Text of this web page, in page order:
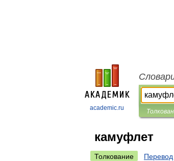
academic.ru
камуфлет
Толкование Перевод